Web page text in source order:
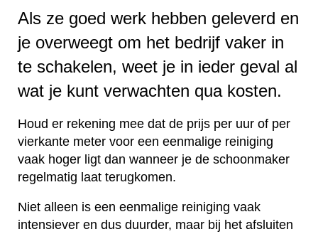
Als ze goed werk hebben geleverd en
je overweegt om het bedrijf vaker in
te schakelen, weet je in ieder geval al
wat je kunt verwachten qua kosten.
Houd er rekening mee dat de prijs per uur of per
vierkante meter voor een eenmalige reiniging
vaak hoger ligt dan wanneer je de schoonmaker
regelmatig laat terugkomen.
Niet alleen is een eenmalige reiniging vaak
intensiever en dus duurder, maar bij het afsluiten